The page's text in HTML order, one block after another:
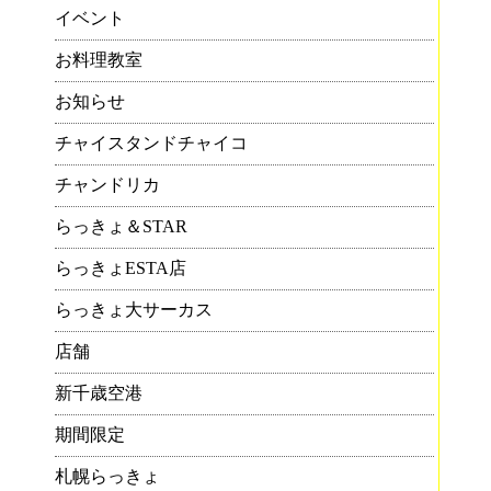
イベント
お料理教室
お知らせ
チャイスタンドチャイコ
チャンドリカ
らっきょ＆STAR
らっきょESTA店
らっきょ大サーカス
店舗
新千歳空港
期間限定
札幌らっきょ